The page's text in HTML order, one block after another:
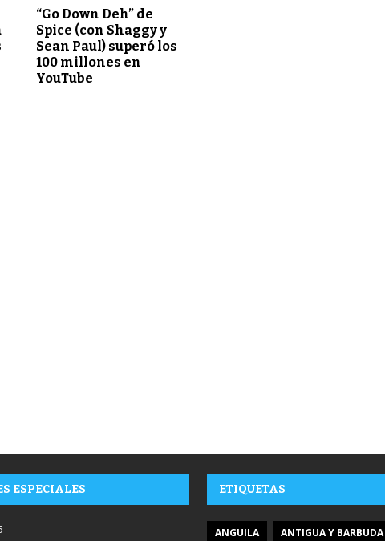
“Go Down Deh” de
Spice (con Shaggy y
Sean Paul) superó los
100 millones en
YouTube
ESPECIALES ETIQUETAS
ANGUILA ANTIGUA Y BARBUDA